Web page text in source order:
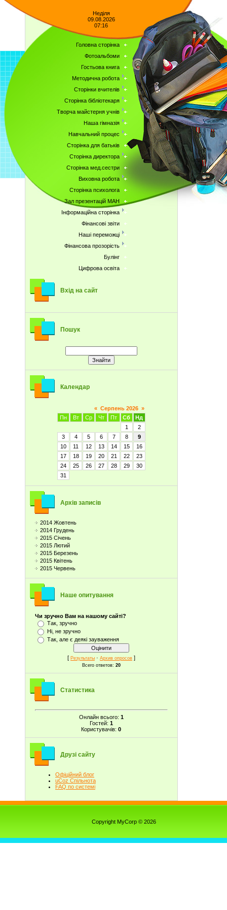
Неділя
09.08.2026
07:16
Головна сторінка
Фотоальбоми
Гостьова книга
Методична робота
Сторінки вчителів
Сторінка бібліотекаря
Творча майстерня учнів
Наша гімназія
Навчальний процес
Сторінка для батьків
Сторінка директора
Сторінка мед.сестри
Виховна робота
Сторінка психолога
Зал презентацій МАН
Інформаційна сторінка
Фінансові звіти
Наші переможці
Фінансова прозорість
Булінг
Цифрова освіта
Вхід на сайт
Пошук
Календар
« Серпень 2026 »
Пн
Вт Ср Чт Пт Сб
Нд
1
2
3
4 5 6 7 8
9
10
11 12 13 14 15
16
17
18 19 20 21 22
23
24
25 26 27 28 29
30
31
Архів записів
2014 Жовтень
2014 Грудень
2015 Січень
2015 Лютий
2015 Березень
2015 Квітень
2015 Червень
Наше опитування
Чи зручно Вам на нашому сайті?
Так, зручно
Ні, не зручно
Так, але є деякі зауваження
[ Результаты · Архив опросов ]
Всего ответов: 20
Статистика
Онлайн всього: 1
Гостей: 1
Користувачів:0
Друзі сайту
Офіційний блог
uCoz Спільнота
FAQ по системі
Copyright MyCorp © 2026